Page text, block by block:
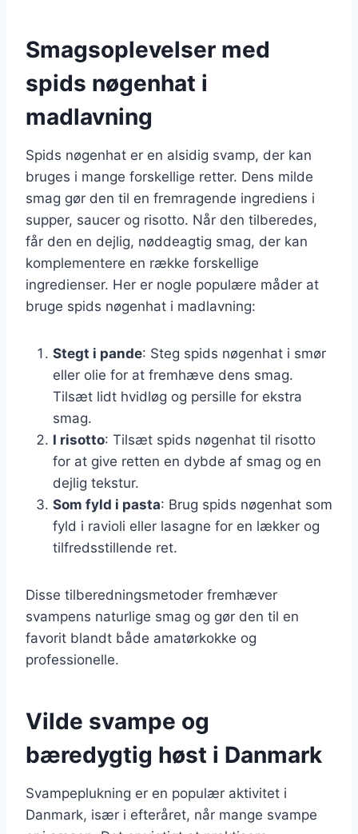
Smagsoplevelser med
spids nøgenhat i
madlavning
Spids nøgenhat er en alsidig svamp, der kan
bruges i mange forskellige retter. Dens milde
smag gør den til en fremragende ingrediens i
supper, saucer og risotto. Når den tilberedes,
får den en dejlig, nøddeagtig smag, der kan
komplementere en række forskellige
ingredienser. Her er nogle populære måder at
bruge spids nøgenhat i madlavning:
Stegt i pande: Steg spids nøgenhat i smør
eller olie for at fremhæve dens smag.
Tilsæt lidt hvidløg og persille for ekstra
smag.
I risotto: Tilsæt spids nøgenhat til risotto
for at give retten en dybde af smag og en
dejlig tekstur.
Som fyld i pasta: Brug spids nøgenhat som
fyld i ravioli eller lasagne for en lækker og
tilfredsstillende ret.
Disse tilberedningsmetoder fremhæver
svampens naturlige smag og gør den til en
favorit blandt både amatørkokke og
professionelle.
Vilde svampe og
bæredygtig høst i Danmark
Svampeplukning er en populær aktivitet i
Danmark, især i efteråret, når mange svampe